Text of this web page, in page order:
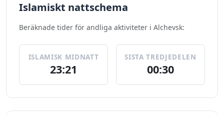
Islamiskt nattschema
Beräknade tider för andliga aktiviteter i Alchevsk:
ISLAMISK MIDNATT
23:21
SISTA TREDJEDELEN
00:30